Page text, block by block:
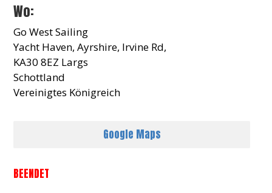
Wo:
Go West Sailing
Yacht Haven, Ayrshire, Irvine Rd,
KA30 8EZ Largs
Schottland
Vereinigtes Königreich
Google Maps
BEENDET